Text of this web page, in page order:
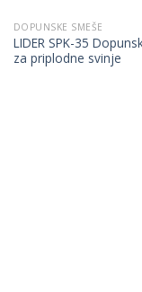
DOPUNSKE SMEŠE
LIDER SPK-35
za priplodne svinje